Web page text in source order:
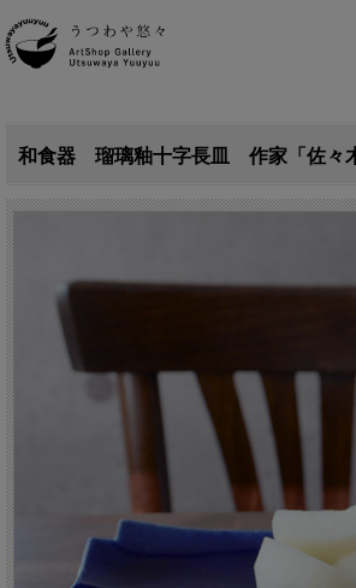
和食器 瑠璃釉十字長皿 作家「佐々木